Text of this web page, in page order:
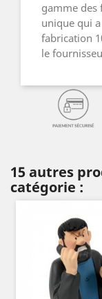
gamme des
unique qui
fabrication
le
15 autres
catégorie :